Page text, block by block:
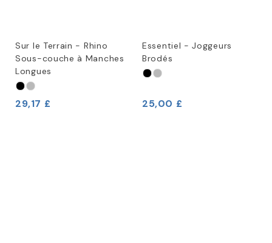
Sur le Terrain - Rhino
Sous-couche à Manches
Longues
29,17 £
Essentiel - Joggeurs
Brodés
25,00 £